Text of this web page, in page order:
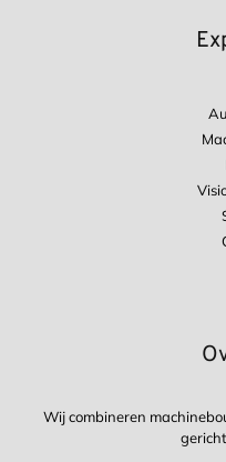
Wij combineren